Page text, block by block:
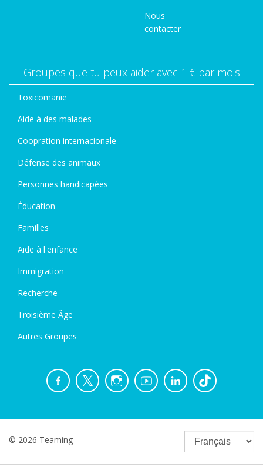
Nous
contacter
Groupes que tu peux aider avec 1 € par mois
Toxicomanie
Aide à des malades
Coopration internacionale
Défense des animaux
Personnes handicapées
Éducation
Familles
Aide à l'enfance
Immigration
Recherche
Troisième Âge
Autres Groupes
© 2026 Teaming